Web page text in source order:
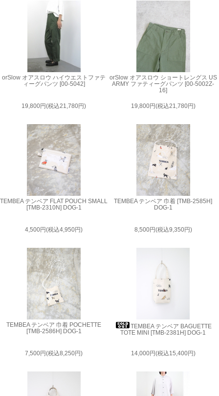
orSlow オアスロウ ハイウエストファテ
ィーグパンツ [00-5042]
19,800円(税込21,780円)
orSlow オアスロウ ショートレングス US
ARMY ファティーグパンツ [00-5002Z-
16]
19,800円(税込21,780円)
TEMBEA テンベア FLAT POUCH SMALL
[TMB-2310N] DOG-1
4,500円(税込4,950円)
TEMBEA テンベア 巾着 [TMB-2585H]
DOG-1
8,500円(税込9,350円)
TEMBEA テンベア 巾着 POCHETTE
[TMB-2586H] DOG-1
7,500円(税込8,250円)
TEMBEA テンベア BAGUETTE
TOTE MINI [TMB-2381H] DOG-1
14,000円(税込15,400円)